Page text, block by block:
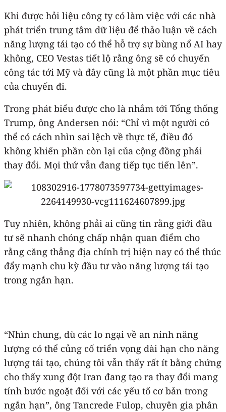
Khi được hỏi liệu công ty có làm việc với các nhà
phát triển trung tâm dữ liệu để thảo luận về cách
năng lượng tái tạo có thể hỗ trợ sự bùng nổ AI hay
không, CEO Vestas tiết lộ rằng ông sẽ có chuyến
công tác tới Mỹ và đây cũng là một phần mục tiêu
của chuyến đi.
Trong phát biểu được cho là nhắm tới Tổng thống
Trump, ông Andersen nói: “Chỉ vì một người có
thể có cách nhìn sai lệch về thực tế, điều đó
không khiến phần còn lại của cộng đồng phải
thay đổi. Mọi thứ vẫn đang tiếp tục tiến lên”.
Tuy nhiên, không phải ai cũng tin rằng giới đầu
tư sẽ nhanh chóng chấp nhận quan điểm cho
rằng căng thẳng địa chính trị hiện nay có thể thúc
đẩy mạnh chu kỳ đầu tư vào năng lượng tái tạo
trong ngắn hạn.
“Nhìn chung, dù các lo ngại về an ninh năng
lượng có thể củng cố triển vọng dài hạn cho năng
lượng tái tạo, chúng tôi vẫn thấy rất ít bằng chứng
cho thấy xung đột Iran đang tạo ra thay đổi mang
tính bước ngoặt đối với các yếu tố cơ bản trong
ngắn hạn”, ông Tancrede Fulop, chuyên gia phân